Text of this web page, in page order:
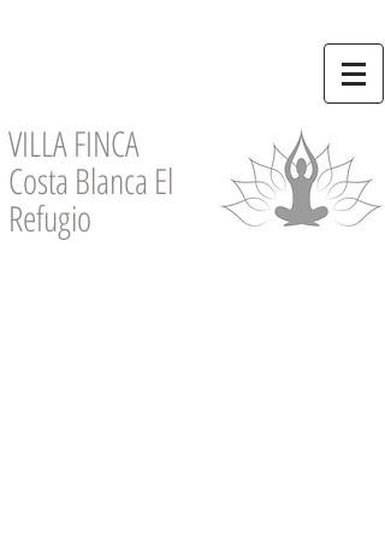
VILLA FINCA
Costa Blanca El
Refugio